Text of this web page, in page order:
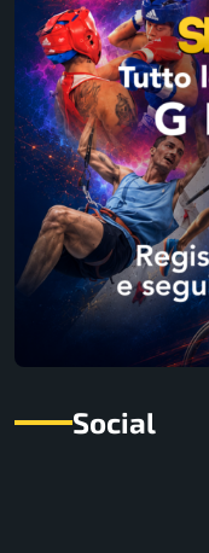
Social